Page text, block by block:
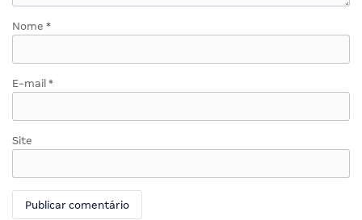
Nome *
E-mail *
Site